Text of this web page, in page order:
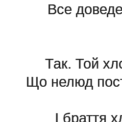
Все
Так. Той
Що нелюд
І браття